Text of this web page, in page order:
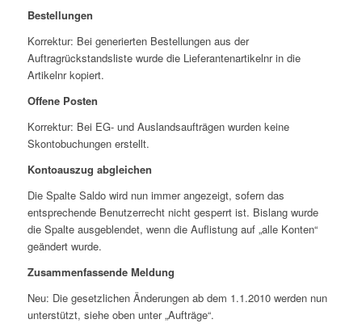
Bestellungen
Korrektur: Bei generierten Bestellungen aus der
Auftragrückstandsliste wurde die Lieferantenartikelnr in die
Artikelnr kopiert.
Offene Posten
Korrektur: Bei EG- und Auslandsaufträgen wurden keine
Skontobuchungen erstellt.
Kontoauszug abgleichen
Die Spalte Saldo wird nun immer angezeigt, sofern das
entsprechende Benutzerrecht nicht gesperrt ist. Bislang wurde
die Spalte ausgeblendet, wenn die Auflistung auf „alle Konten“
geändert wurde.
Zusammenfassende Meldung
Neu: Die gesetzlichen Änderungen ab dem 1.1.2010 werden nun
unterstützt, siehe oben unter „Aufträge“.